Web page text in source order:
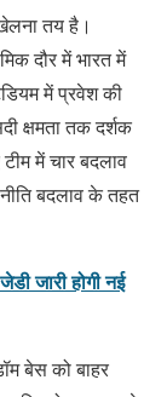
तय है।
दौर में भारत में
में प्रवेश की
क्षमता तक दर्शक
में चार बदलाव
बदलाव के तहत
जारी होगी नई
बेस को बाहर